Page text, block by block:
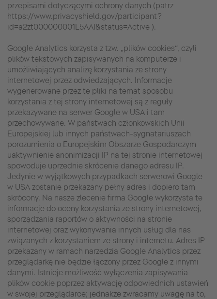
przepisami dotyczącymi ochrony danych (patrz
https://www.privacyshield.gov/participant?
id=a2zt000000001L5AAI&status=Active ).
Google Analytics korzysta z tzw. „plików cookies“, czyli
plików tekstowych zapisywanych na komputerze i
umożliwiających analizę korzystania ze strony
internetowej przez odwiedzających. Informacje
wygenerowane przez te pliki na temat sposobu
korzystania z tej strony internetowej są z reguły
przekazywane na serwer Google w USA i tam
przechowywane. W państwach członkowskich Unii
Europejskiej lub innych państwach-sygnatariuszach
porozumienia o Europejskim Obszarze Gospodarczym
uaktywnienie anonimizacji IP na tej stronie internetowej
spowoduje uprzednie skrócenie danego adresu IP.
Jedynie w wyjątkowych przypadkach serwerowi Google
w USA zostanie przekazany pełny adres i dopiero tam
skrócony. Na nasze zlecenie firma Google wykorzysta te
informacje do oceny korzystania ze strony internetowej,
sporządzania raportów o aktywności na stronie
internetowej oraz wykonywania innych usług dla nas
związanych z korzystaniem ze strony i internetu. Adres IP
przekazany w ramach narzędzia Google Analytics przez
przeglądarkę nie będzie łączony przez Google z innymi
danymi. Istnieje możliwość wyłączenia zapisywania
plików cookie poprzez aktywację odpowiednich ustawień
w swojej przeglądarce; jednakże zwracamy uwagę na to,